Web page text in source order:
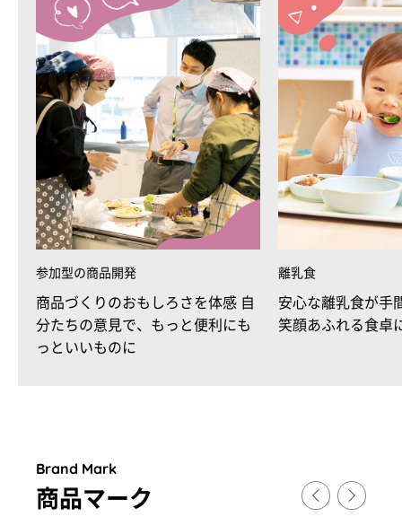
参加型の商品開発
商品づくりのおもしろさを体感 自
分たちの意見で、もっと便利にも
っといいものに
離乳食
安心な離乳食が手
笑顔あふれる食卓
Brand Mark
商品マーク